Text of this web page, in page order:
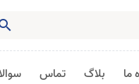
ما بلاگ تماس